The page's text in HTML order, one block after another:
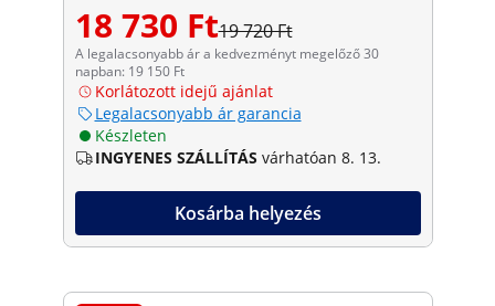
18 730 Ft19 720 Ft
A legalacsonyabb ár a kedvezményt megelőző 30
napban: 19 150 Ft
Korlátozott idejű ajánlat
Legalacsonyabb ár garancia
Készleten
INGYENES SZÁLLÍTÁS várhatóan 8. 13.
Kosárba helyezés